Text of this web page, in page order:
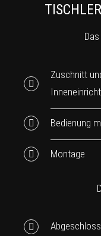
Zuschnitt
Bedienung
Montage